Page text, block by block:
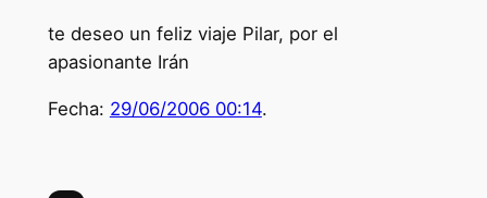
te deseo un feliz viaje Pilar, por el
apasionante Irán
Fecha: 29/06/2006 00:14.